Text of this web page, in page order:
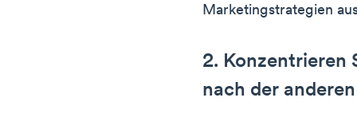
Marketingstrategien
2. Konzentrieren
nach der anderen